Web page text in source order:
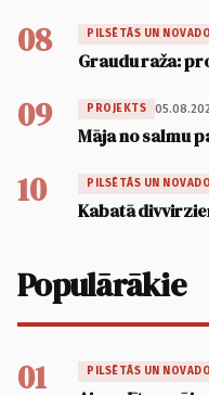
08 PILSĒTĀS UN
Graudu raža:
09 PROJEKTS
Māja no salmu
10 PILSĒTĀS UN
Kabatā
Populārākie
01 PILSĒTĀS UN